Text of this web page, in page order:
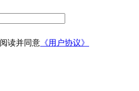
读并同意 《用户协议》